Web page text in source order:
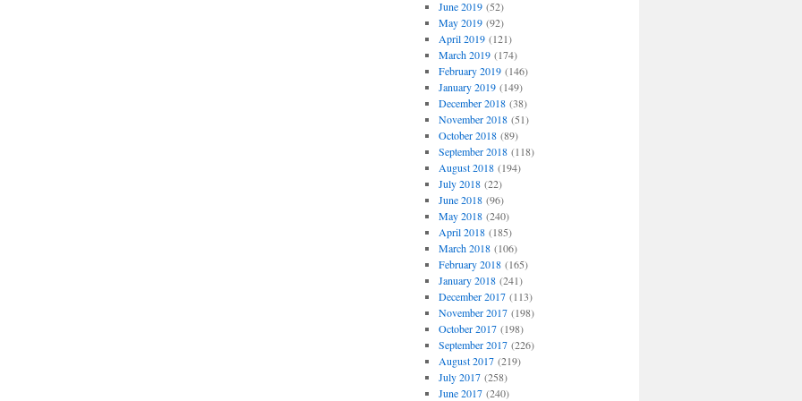
June 2019(52)
May 2019(92)
April 2019(121)
March 2019(174)
February 2019(146)
January 2019(149)
December 2018(38)
November 2018(51)
October 2018(89)
September 2018(118)
August 2018(194)
July 2018(22)
June 2018(96)
May 2018(240)
April 2018(185)
March 2018(106)
February 2018(165)
January 2018(241)
December 2017(113)
November 2017(198)
October 2017(198)
September 2017(226)
August 2017(219)
July 2017(258)
June 2017(240)